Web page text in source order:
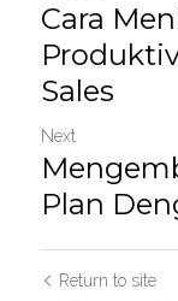
Cara
Sales
Next
Plan
Return to site